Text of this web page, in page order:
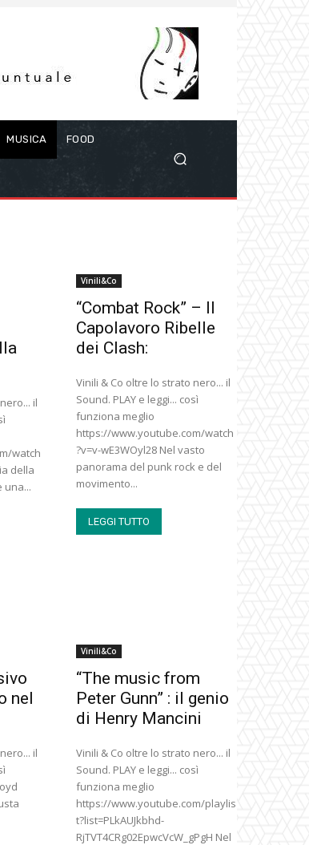
MUSICA FOOD
il
watch
della
una...
Vinili&Co
“Combat Rock” – Il
Capolavoro Ribelle
dei Clash:
Vinili & Co oltre lo strato nero... il
Sound. PLAY e leggi... così
funziona meglio
https://www.youtube.com/watch
?v=v-wE3WOyl28 Nel vasto
panorama del punk rock e del
movimento...
LEGGI TUTTO
nel
il
Vinili&Co
“The music from
Peter Gunn” : il genio
di Henry Mancini
Vinili & Co oltre lo strato nero... il
Sound. PLAY e leggi... così
funziona meglio
https://www.youtube.com/playlis
t?list=PLkAUJkbhd-
RjTVT4CRg02EpwcVcW_gPgH Nel